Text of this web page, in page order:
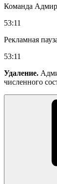
Команда
53:11
Рекламная
53:11
Удаление.
численного